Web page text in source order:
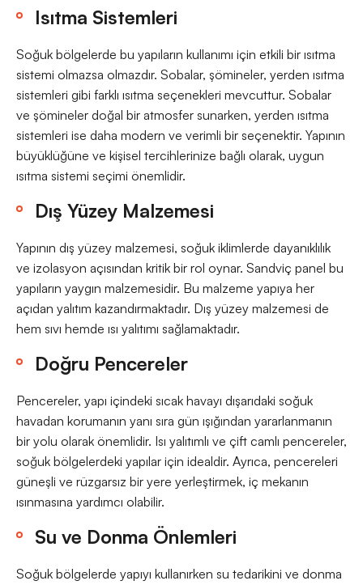
Isıtma Sistemleri
Soğuk bölgelerde bu yapıların kullanımı için etkili bir ısıtma
sistemi olmazsa olmazdır. Sobalar, şömineler, yerden ısıtma
sistemleri gibi farklı ısıtma seçenekleri mevcuttur. Sobalar
ve şömineler doğal bir atmosfer sunarken, yerden ısıtma
sistemleri ise daha modern ve verimli bir seçenektir. Yapının
büyüklüğüne ve kişisel tercihlerinize bağlı olarak, uygun
ısıtma sistemi seçimi önemlidir.
Dış Yüzey Malzemesi
Yapının dış yüzey malzemesi, soğuk iklimlerde dayanıklılık
ve izolasyon açısından kritik bir rol oynar. Sandviç panel bu
yapıların yaygın malzemesidir. Bu malzeme yapıya her
açıdan yalıtım kazandırmaktadır. Dış yüzey malzemesi de
hem sıvı hemde ısı yalıtımı sağlamaktadır.
Doğru Pencereler
Pencereler, yapı içindeki sıcak havayı dışarıdaki soğuk
havadan korumanın yanı sıra gün ışığından yararlanmanın
bir yolu olarak önemlidir. Isı yalıtımlı ve çift camlı pencereler,
soğuk bölgelerdeki yapılar için idealdir. Ayrıca, pencereleri
güneşli ve rüzgarsız bir yere yerleştirmek, iç mekanın
ısınmasına yardımcı olabilir.
Su ve Donma Önlemleri
Soğuk bölgelerde yapıyı kullanırken su tedarikini ve donma